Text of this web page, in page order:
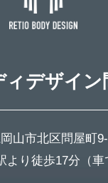
ィデザイン
山市北区問屋町
より徒歩17分（車